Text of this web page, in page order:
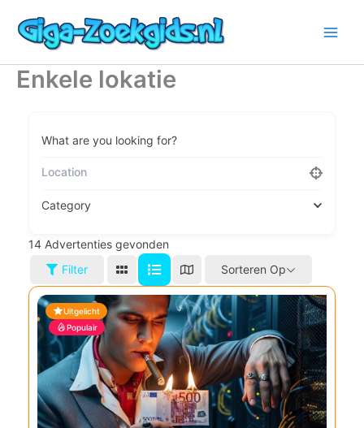
naar
inhoudEnkele lokatie
What are you looking for?
Category
14 Advertenties gevonden
Filter
Sorteren Op
Uitgelicht
Populair